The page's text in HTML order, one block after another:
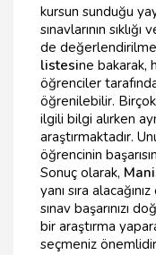
kursun sunduğu
sınavlarının
de
listesine bakarak,
öğrenciler
öğrenilebilir.
ilgili bilgi alırken
araştırmaktadır.
öğrencinin
Sonuç olarak,
yanı sıra
sınav başarınızı
bir araştırma
seçmeniz